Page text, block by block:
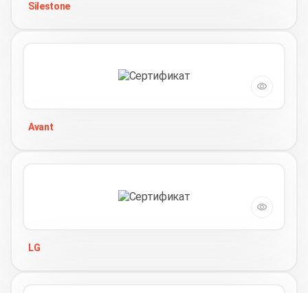
Silestone
Avant
LG